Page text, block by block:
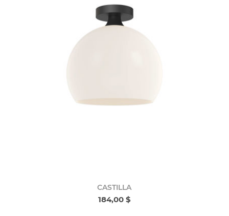
CASTILLA
184,00 $